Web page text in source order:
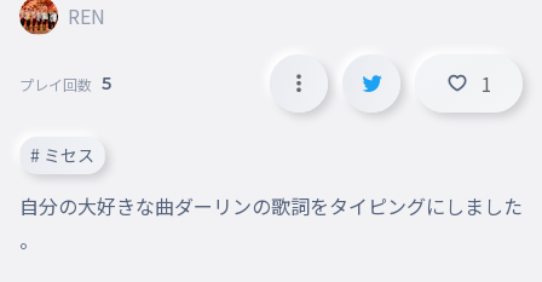
REN
プレイ回数 5 1
# ミセス
自分の大好きな曲ダーリンの歌詞をタイピングにしました
。